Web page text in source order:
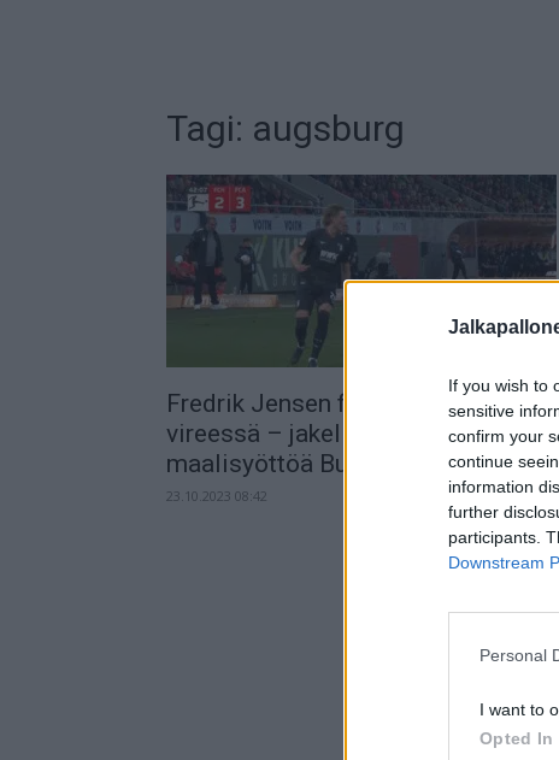
If you wish to
sensitive
confirm your
continue
information
further
participants.
Downstream
Personal
I want to
Opted In
Tagi: augsburg
Fredrik Jensen fantastisessa
vireessä – jakeli kolme
maalisyöttöä Bundesliigassa
23.10.2023 08:42